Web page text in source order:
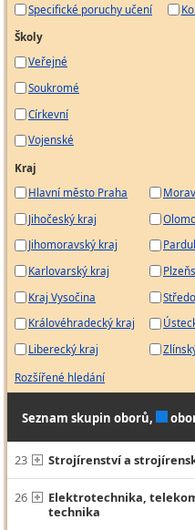
Specifické poruchy učení
Školy
Veřejné
Soukromé
Církevní
Vojenské
Kraj
Hlavní město Praha
Jihočeský kraj
Jihomoravský kraj
Karlovarský kraj
Kraj Vysočina
Královéhradecký kraj
Liberecký kraj
Rozšířené hledání
Seznam skupin oborů,
23 Strojírenství a
26
Elektrotechnika,
technika